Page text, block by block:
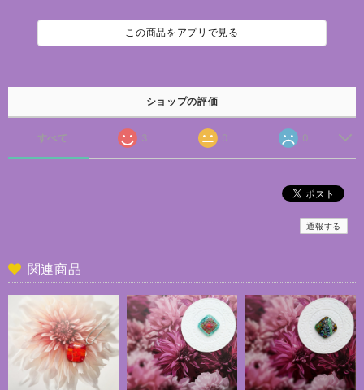
この商品をアプリで見る
ショップの評価
すべて 3 0 0
通報する
関連商品